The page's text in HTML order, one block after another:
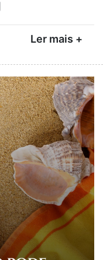
Ler mais +